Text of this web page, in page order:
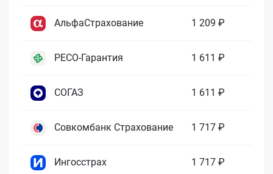
АльфаСтрахование 1 209 ₽
РЕСО-Гарантия 1 611 ₽
СОГАЗ 1 611 ₽
Совкомбанк Страхование 1 717 ₽
Ингосстрах 1 717 ₽